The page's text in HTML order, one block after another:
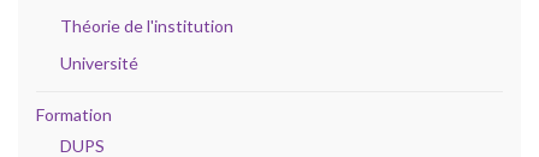
Théorie de l'institution
Université
Formation
DUPS